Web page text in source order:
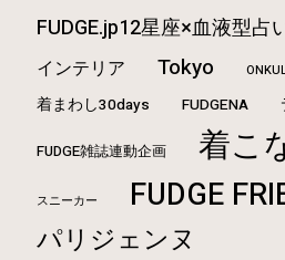
FUDGE.jp12星座×血液型占
インテリア Tokyo
着まわし30days FUDGENA
FUDGE雑誌連動企画 着こ
スニーカー FUDGE
パリジェンヌ